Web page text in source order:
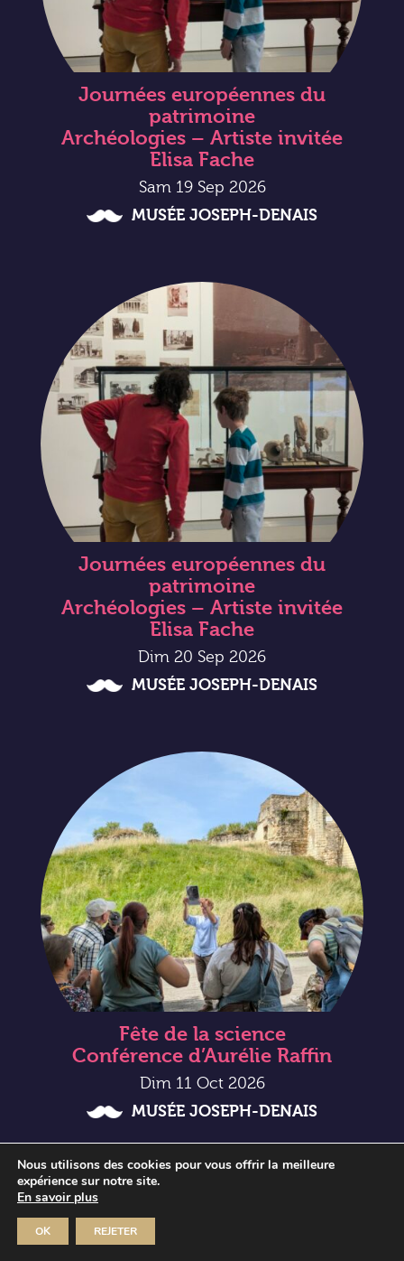
Journées européennes du
patrimoine
Archéologies – Artiste invitée
Elisa Fache
Sam 19 Sep 2026
MUSÉE JOSEPH-DENAIS
Journées européennes du
patrimoine
Archéologies – Artiste invitée
Elisa Fache
Dim 20 Sep 2026
MUSÉE JOSEPH-DENAIS
Fête de la science
Conférence d’Aurélie Raffin
Dim 11 Oct 2026
MUSÉE JOSEPH-DENAIS
Nous utilisons des cookies pour vous offrir la meilleure
expérience sur notre site.
En savoir plus
OK REJETER